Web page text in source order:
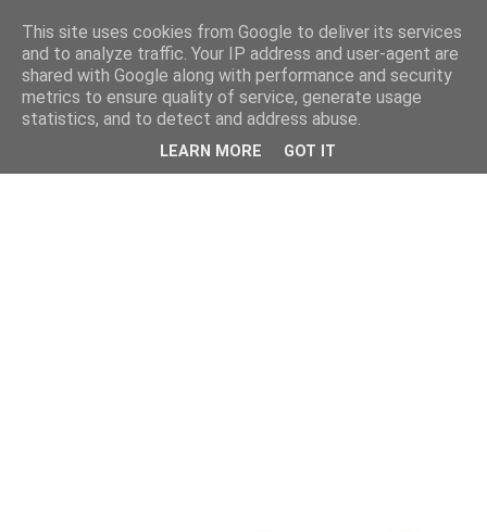
This site uses cookies from Google to deliver its services
and to analyze traffic. Your IP address and user-agent are
shared with Google along with performance and security
metrics to ensure quality of service, generate usage
statistics, and to detect and address abuse.
LEARN MORE GOT IT